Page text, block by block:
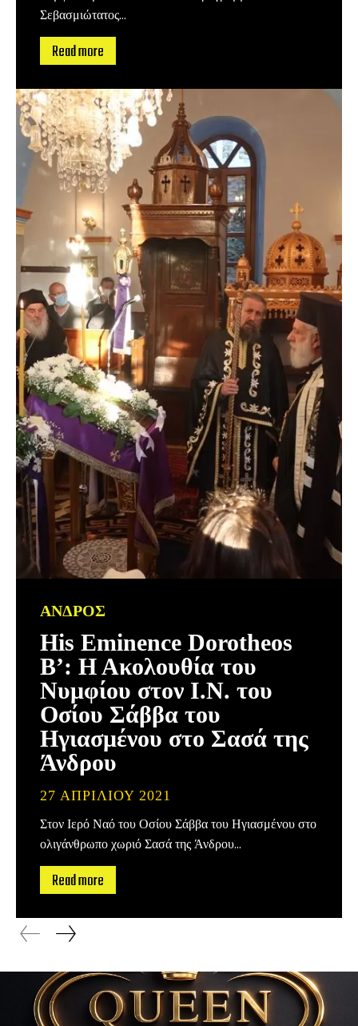
Σεβασμιώτατος...
Read more
ΑΝΔΡΟΣ
His Eminence Dorotheos
B’: Η Ακολουθία του
Νυμφίου στον Ι.Ν. του
Οσίου Σάββα του
Ηγιασμένου στο Σασά της
Άνδρου
27 ΑΠΡΙΛΊΟΥ 2021
Στον Ιερό Ναό του Οσίου Σάββα του Ηγιασμένου στο
ολιγάνθρωπο χωριό Σασά της Άνδρου...
Read more